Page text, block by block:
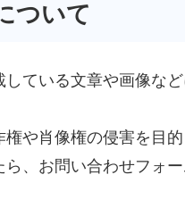
ついて
している文章や画像な
権や肖像権の侵害を目
、お問い合わせフォ